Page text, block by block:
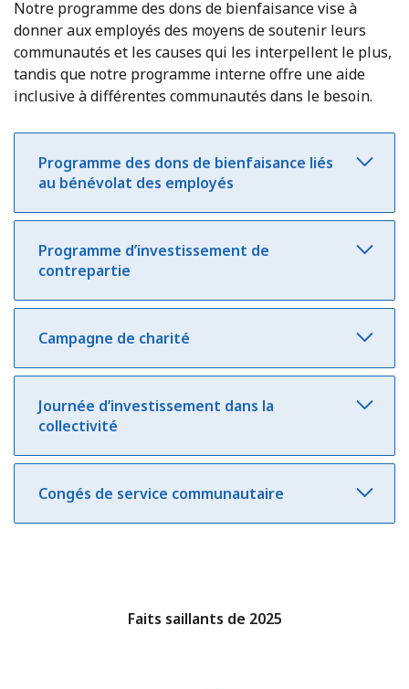
Notre programme des dons de bienfaisance vise à
donner aux employés des moyens de soutenir leurs
communautés et les causes qui les interpellent le plus,
tandis que notre programme interne offre une aide
inclusive à différentes communautés dans le besoin.
Programme des dons de bienfaisance liés
au bénévolat des employés
Programme d’investissement de
contrepartie
Campagne de charité
Journée d’investissement dans la
collectivité
Congés de service communautaire
Faits saillants de 2025